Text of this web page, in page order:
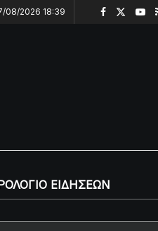
08/2026 18:39
ΕΙΔΗΣΕΩΝ